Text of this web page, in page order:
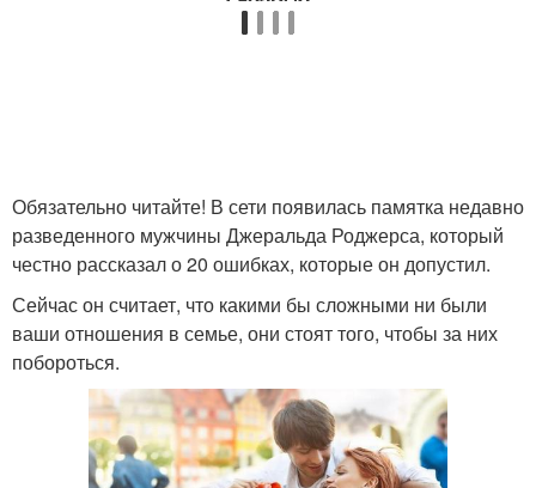
Обязательно читайте! В сети появилась памятка недавно
разведенного мужчины Джеральда Роджерса, который
честно рассказал о 20 ошибках, которые он допустил.
Сейчас он считает, что какими бы сложными ни были
ваши отношения в семье, они стоят того, чтобы за них
побороться.